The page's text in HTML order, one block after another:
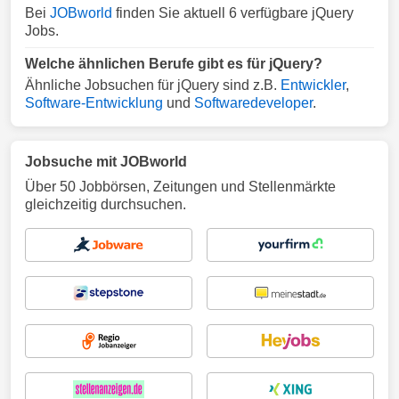
Bei JOBworld finden Sie aktuell 6 verfügbare jQuery
Jobs.
Welche ähnlichen Berufe gibt es für jQuery?
Ähnliche Jobsuchen für jQuery sind z.B. Entwickler,
Software-Entwicklung und Softwaredeveloper.
Jobsuche mit JOBworld
Über 50 Jobbörsen, Zeitungen und Stellenmärkte
gleichzeitig durchsuchen.